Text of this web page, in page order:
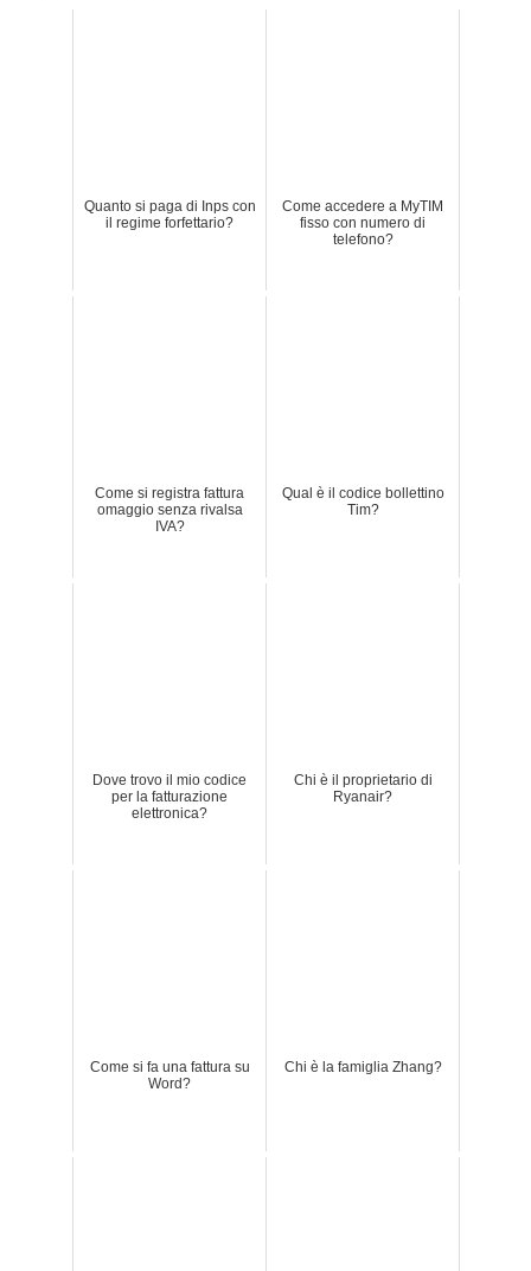
Quanto si paga di Inps con
il regime forfettario?
Come accedere a MyTIM
fisso con numero di
telefono?
Come si registra fattura
omaggio senza rivalsa
IVA?
Qual è il codice bollettino
Tim?
Dove trovo il mio codice
per la fatturazione
elettronica?
Chi è il proprietario di
Ryanair?
Come si fa una fattura su
Word?
Chi è la famiglia Zhang?